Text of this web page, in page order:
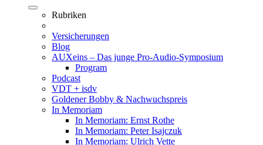
Rubriken
Versicherungen
Blog
AUXeins – Das junge Pro-Audio-Symposium
Program
Podcast
VDT + isdv
Goldener Bobby & Nachwuchspreis
In Memoriam
In Memoriam: Ernst Rothe
In Memoriam: Peter Isajczuk
In Memoriam: Ulrich Vette